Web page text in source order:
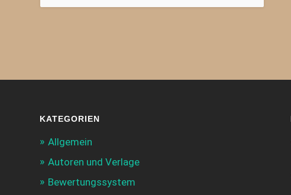
KATEGORIEN
Allgemein
Autoren und Verlage
Bewertungssystem